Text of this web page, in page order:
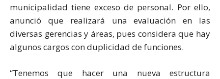
municipalidad tiene exceso de personal. Por ello,
anunció que realizará una evaluación en las
diversas gerencias y áreas, pues considera que hay
algunos cargos con duplicidad de funciones.
“Tenemos que hacer una nueva estructura